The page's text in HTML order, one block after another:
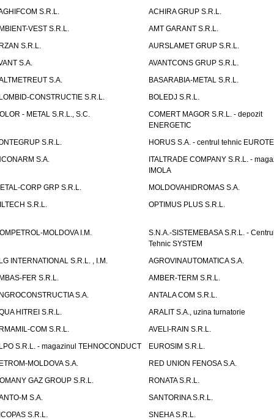
S.R.L.
ACHIRA GRUP S.R.L.
VEST S.R.L.
AMT GARANT S.R.L.
S.R.L.
AURSLAMET GRUP S.R.L.
S.A.
AVANTCONS GRUP S.R.L.
S.A.
BASARABIA-METAL S.R.L.
CONSTRUCTIE S.R.L.
BOLEDJ S.R.L.
- METAL S.R.L., S.C.
COMERT MAGOR S.R.L. - depozit
ENERGETIC
S.R.L.
HORUS S.A. - centrul tehnic
S.A.
ITALTRADE COMPANY S.R.L. -
IMOLA
CORP GRP S.R.L.
MOLDOVAHIDROMAS S.A.
S.R.L.
OPTIMUS PLUS S.R.L.
MOLDOVA I.M.
S.N.A.-SISTEMEBASA S.R.L. -
Tehnic SYSTEM
INTERNATIONAL S.R.L. , I.M.
AGROVINAUTOMATICA S.A.
FER S.R.L.
AMBER-TERM S.R.L.
S.A.
ANTALA COM S.R.L.
HITREI S.R.L.
ARALIT S.A., uzina turnatorie
COM S.R.L.
AVELI-RAIN S.R.L.
S.R.L. - magazinul TEHNOCONDUCT
EUROSIM S.R.L.
MOLDOVA S.A.
RED UNION FENOSA S.A.
GAZ GROUP S.R.L.
RONATA S.R.L.
M S.A.
SANTORINA S.R.L.
S.R.L.
SNEHA S.R.L.